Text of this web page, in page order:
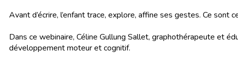
Avant d’écrire, l’enfant trace, explore, affine ses gestes. Ce sont
Dans ce webinaire, Céline Gullung Sallet, graphothérapeute et
développement moteur et cognitif.